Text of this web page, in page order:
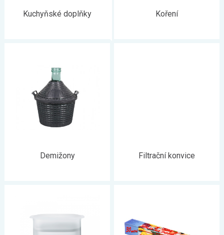
Kuchyňské doplňky Koření
Demižony Filtrační konvice